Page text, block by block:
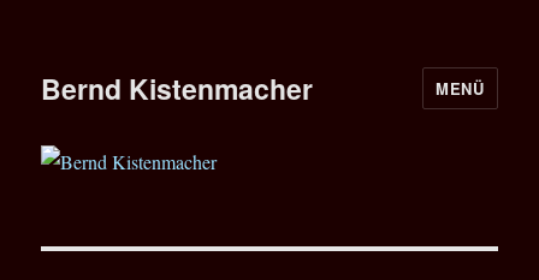
Bernd Kistenmacher MENÜ